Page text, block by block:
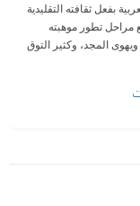
بفعل ثقافته التقليدية
مراحل تطور موهبته
المجد، وكثير التوق